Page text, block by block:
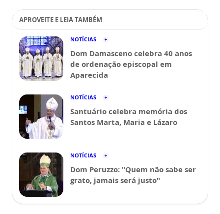
APROVEITE E LEIA TAMBÉM
NOTÍCIAS
Dom Damasceno celebra 40 anos
de ordenação episcopal em
Aparecida
NOTÍCIAS
Santuário celebra memória dos
Santos Marta, Maria e Lázaro
NOTÍCIAS
Dom Peruzzo: "Quem não sabe ser
grato, jamais será justo"